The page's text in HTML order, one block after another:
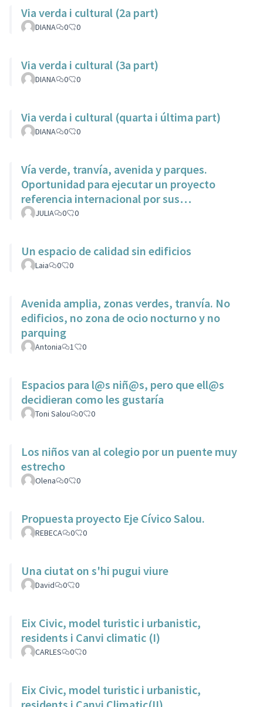
Via verda i cultural (2a part)
DIANA 0 0
Via verda i cultural (3a part)
DIANA 0 0
Via verda i cultural (quarta i última part)
DIANA 0 0
Vía verde, tranvía, avenida y parques.
Oportunidad para ejecutar un proyecto
referencia internacional por sus
características dentro del municipio.
JULIA 0 0
Un espacio de calidad sin edificios
Laia 0 0
Avenida amplia, zonas verdes, tranvía. No
edificios, no zona de ocio nocturno y no
parquing
Antonia 1 0
Espacios para l@s niñ@s, pero que ell@s
decidieran como les gustaría
Toni Salou 0 0
Los niños van al colegio por un puente muy
estrecho
Olena 0 0
Propuesta proyecto Eje Cívico Salou.
REBECA 0 0
Una ciutat on s'hi pugui viure
David 0 0
Eix Civic, model turistic i urbanistic,
residents i Canvi climatic (I)
CARLES 0 0
Eix Civic, model turistic i urbanistic,